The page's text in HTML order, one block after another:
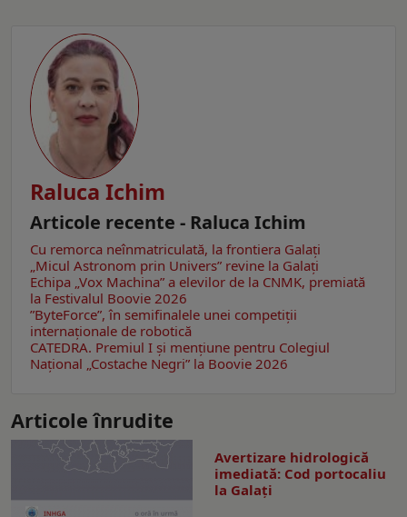
Raluca Ichim
Articole recente - Raluca Ichim
Cu remorca neînmatriculată, la frontiera Galați
„Micul Astronom prin Univers” revine la Galați
Echipa „Vox Machina” a elevilor de la CNMK, premiată
la Festivalul Boovie 2026
”ByteForce”, în semifinalele unei competiții
internaționale de robotică
CATEDRA. Premiul I și mențiune pentru Colegiul
Național „Costache Negri” la Boovie 2026
Articole înrudite
Avertizare hidrologică
imediată: Cod portocaliu
la Galaţi